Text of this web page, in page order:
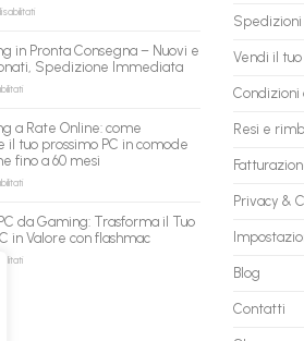
agenti
tuo
assistente
ora
shopping
qui
su
all’ingrosso:
la
flashmac
per
rivenditori
in Pronta Consegna – Nuovi e
Spedizione Immediata
su
in
Pronta
Consegna
–
Ricondizionati,
Spedizione
Immediata
a Rate Online: come
il tuo prossimo PC in comode
fino a 60 mesi
su
a
Rate
Online:
da Gaming: Trasforma il Tuo
in Valore con flashmac
su
Spedizioni
Vendi il tuo
Resi e
Privacy &
Blog
Contatti